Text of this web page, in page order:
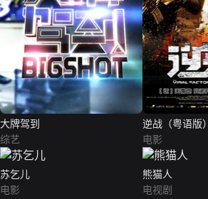
大牌驾到
综艺
逆战（粤语版）
电影
苏乞儿
电影
熊猫人
电视剧